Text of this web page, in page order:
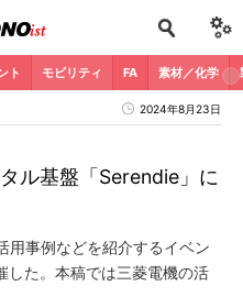
ト モビリティ FA 素材／化学
2024年8月23日
ル基盤「Serendie」に
用事例などを紹介するイベン
した。本稿では三菱電機の活